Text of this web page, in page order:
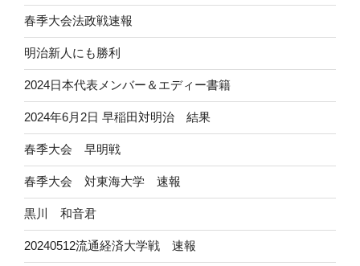
春季大会法政戦速報
明治新人にも勝利
2024日本代表メンバー＆エディー書籍
2024年6月2日 早稲田対明治 結果
春季大会 早明戦
春季大会 対東海大学 速報
黒川 和音君
20240512流通経済大学戦 速報